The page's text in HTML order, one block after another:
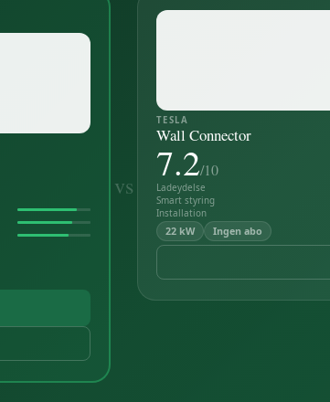
vs
TESLA
Wall Connector
7.2/10
Ladeydelse
Smart styring
Installation
22 kW
Ingen abo